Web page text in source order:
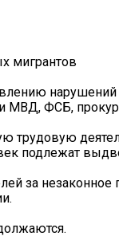
мигрантов
нарушений
МВД, ФСБ,
трудовую
подлежат
за